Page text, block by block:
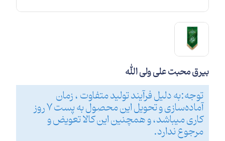
بیرق محبت علی ولی الله
توجه:به دلیل فرآیند تولید متفاوت ، زمان
آماده‌سازی و تحویل این محصول به پست 7 روز
کاری میباشد، و همچنین این کالا تعویض و
مرجوع ندارد.